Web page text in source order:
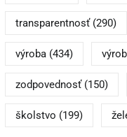
transparentnosť(290)
výroba(434)
zodpovednosť(150)
školstvo (199)